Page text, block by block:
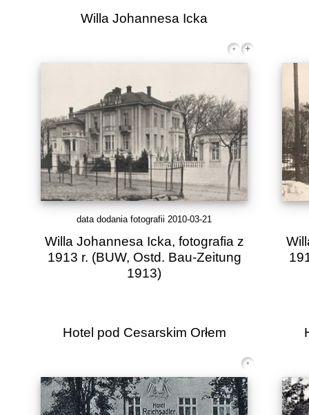
Willa Johannesa Icka
data dodania fotografii 2010-03-21
Willa Johannesa Icka, fotografia z
1913 r. (BUW, Ostd. Bau-Zeitung
1913)
Hotel pod Cesarskim Orłem